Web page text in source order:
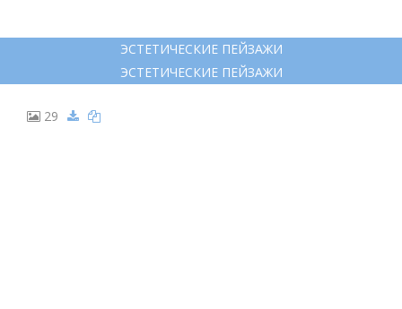
ЭСТЕТИЧЕСКИЕ ПЕЙЗАЖИ
ЭСТЕТИЧЕСКИЕ ПЕЙЗАЖИ
29